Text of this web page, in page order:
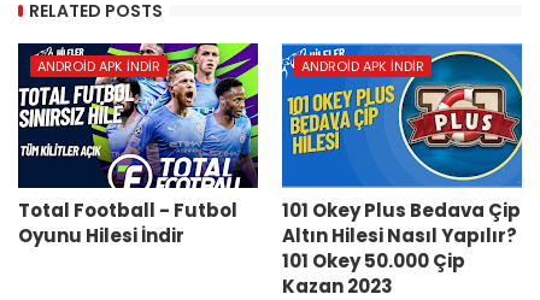
RELATED POSTS
ANDROID APK İNDIR
Total Football - Futbol
Oyunu Hilesi İndir
ANDROID APK İNDIR
101 Okey Plus Bedava Çip
Altın Hilesi Nasıl Yapılır?
101 Okey 50.000 Çip
Kazan 2023